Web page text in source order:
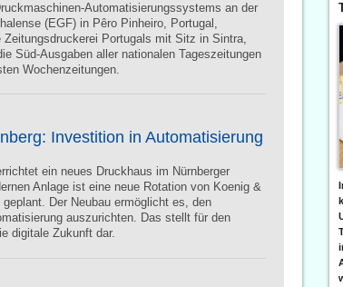
Automatisierungssystems an der
(EGF) in Pêro Pinheiro, Portugal,
Portugals mit Sitz in Sintra,
Süd-Ausgaben aller nationalen Tageszeitungen
Wochenzeitungen.
Investition in Automatisierung
ein neues Druckhaus im Nürnberger
Anlage ist eine neue Rotation von Koenig &
Der Neubau ermöglicht es, den
auszurichten. Das stellt für den
digitale Zukunft dar.